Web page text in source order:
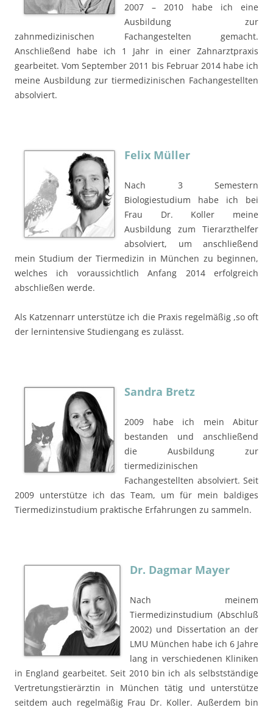
2007 – 2010 habe ich eine
Ausbildung zur
zahnmedizinischen Fachangestelten gemacht.
Anschließend habe ich 1 Jahr in einer Zahnarztpraxis
gearbeitet. Vom September 2011 bis Februar 2014 habe ich
meine Ausbildung zur tiermedizinischen Fachangestellten
absolviert.
Felix Müller
Nach 3 Semestern
Biologiestudium habe ich bei
Frau Dr. Koller meine
Ausbildung zum Tierarzthelfer
absolviert, um anschließend
mein Studium der Tiermedizin in München zu beginnen,
welches ich voraussichtlich Anfang 2014 erfolgreich
abschließen werde.
Als Katzennarr unterstütze ich die Praxis regelmäßig ,so oft
der lernintensive Studiengang es zulässt.
Sandra Bretz
2009 habe ich mein Abitur
bestanden und anschließend
die Ausbildung zur
tiermedizinischen
Fachangestellten absolviert. Seit
2009 unterstütze ich das Team, um für mein baldiges
Tiermedizinstudium praktische Erfahrungen zu sammeln.
Dr. Dagmar Mayer
Nach meinem
Tiermedizinstudium (Abschluß
2002) und Dissertation an der
LMU München habe ich 6 Jahre
lang in verschiedenen Kliniken
in England gearbeitet. Seit 2010 bin ich als selbstständige
Vertretungstierärztin in München tätig und unterstütze
seitdem auch regelmäßig Frau Dr. Koller. Außerdem bin